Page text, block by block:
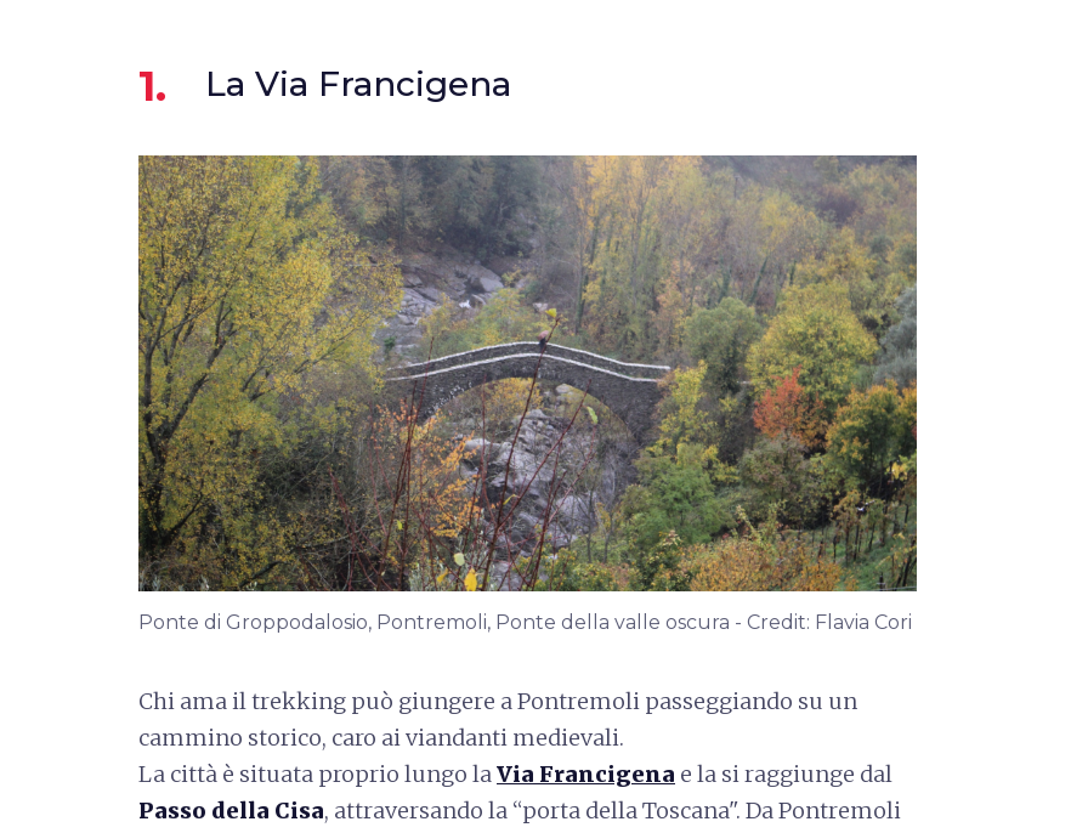
1. La Via Francigena
Ponte di Groppodalosio, Pontremoli, Ponte della valle oscura - Credit: Flavia Cori
Chi ama il trekking può giungere a Pontremoli passeggiando su un
cammino storico, caro ai viandanti medievali.
La città è situata proprio lungo laVia Francigena e la si raggiunge dal
Passo della Cisa, attraversando la “porta della Toscana". Da Pontremoli